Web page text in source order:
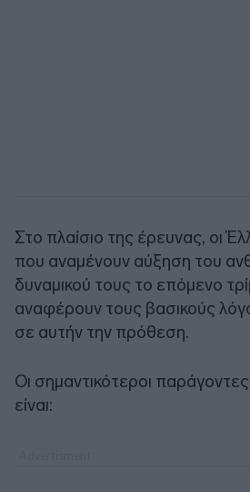
Στο πλαίσιο της έρευνας, οι
που αναμένουν αύξηση του
δυναμικού τους το επόμενο
αναφέρουν τους βασικούς
σε αυτήν την πρόθεση.
Οι σημαντικότεροι
είναι: